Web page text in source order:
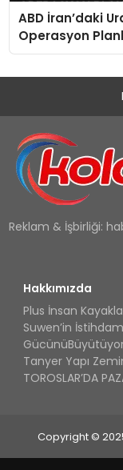
ABD İran’daki
Operasyon
Reklam & İşbirliği:
Hakkımızda
Plus İnsan
Suwen’in
Tanyer Yapı
TOROSLAR’DA
Copyright © 2025